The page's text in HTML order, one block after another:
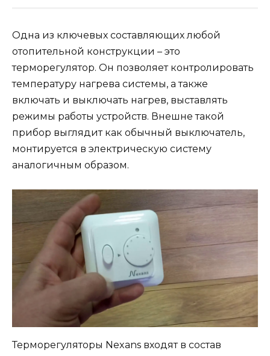
Одна из ключевых составляющих любой
отопительной конструкции – это
терморегулятор. Он позволяет контролировать
температуру нагрева системы, а также
включать и выключать нагрев, выставлять
режимы работы устройств. Внешне такой
прибор выглядит как обычный выключатель,
монтируется в электрическую систему
аналогичным образом.
Терморегуляторы Nexans входят в состав